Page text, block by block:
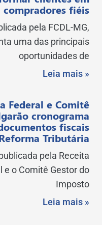
compradores fiéis
pela FCDL-MG,
uma das principais
oportunidades de
Leia mais »
Federal e Comitê
cronograma
fiscais
Tributária
pela Receita
e o Comitê Gestor do
Imposto
Leia mais »